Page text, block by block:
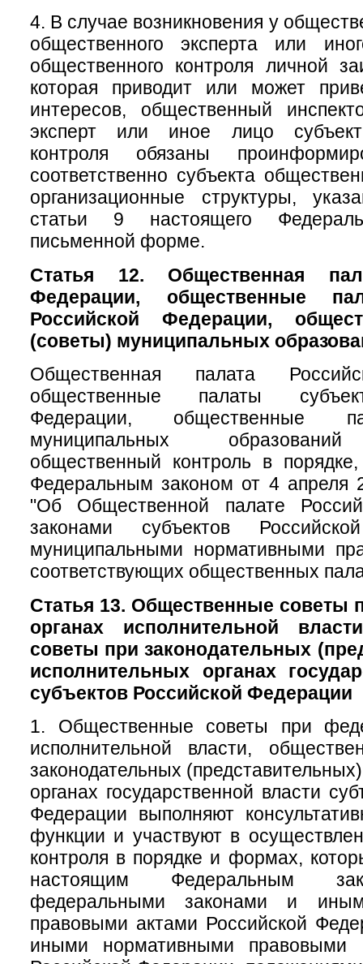
4. В случае возникновения у
общественного эксперта или
общественного контроля личной
которая приводит или может
интересов, общественный
эксперт или иное лицо
контроля обязаны
соответственно субъекта
организационные структуры,
статьи 9 настоящего
письменной форме.
Статья 12. Общественная
Федерации, общественные
Российской Федерации,
(советы) муниципальных
Общественная палата
общественные палаты
Федерации, общественные
муниципальных
общественный контроль в
Федеральным законом от 4 апреля
"Об Общественной палате
законами субъектов
муниципальными нормативными
соответствующих общественных
Статья 13. Общественные советы
органах исполнительной
советы при законодательных
исполнительных органах
субъектов Российской Федерации
1. Общественные советы при
исполнительной власти,
законодательных
органах государственной власти
Федерации выполняют
функции и участвуют в
контроля в порядке и формах,
настоящим Федеральным
федеральными законами и
правовыми актами Российской
иными нормативными правовыми